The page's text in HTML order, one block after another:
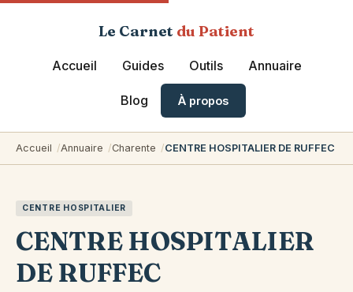
Le Carnet du Patient
Accueil Guides Outils Annuaire
Blog À propos
Accueil Annuaire Charente CENTRE HOSPITALIER DE RUFFEC
CENTRE HOSPITALIER
CENTRE HOSPITALIER
DE RUFFEC